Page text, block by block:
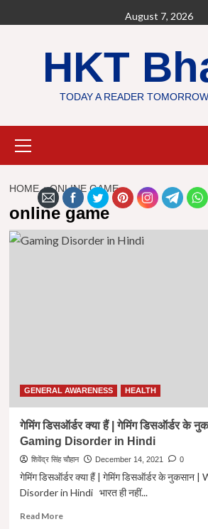
to
August 7, 2026
HKT
TODAY A READER
Menu
HOME ONLINE GAME
online game
GENERAL AWARENESS HEALTH
गेमिंग डिसऑर्डर क्या हैं | गेमिंग डिसऑर्डर के
Gaming Disorder in Hindi
शिवेंद्र सिंह चौहान December 14, 2021 0
गेमिंग डिसऑर्डर क्या हैं | गेमिंग डिसऑर्डर के नुकसान
Disorder in Hindi भारत ही नहीं...
Read MoreRead